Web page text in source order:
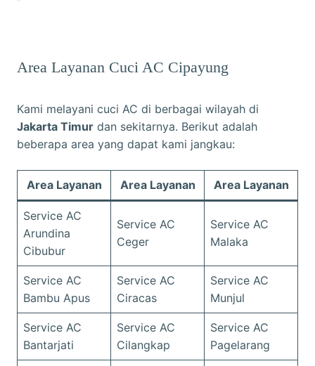
Area Layanan Cuci AC Cipayung
Kami melayani cuci AC di berbagai wilayah di
Jakarta Timur dan sekitarnya. Berikut adalah
beberapa area yang dapat kami jangkau:
Area Layanan Area Layanan Area Layanan
Service AC
Arundina
Cibubur
Service AC
Ceger
Service AC
Malaka
Service AC
Bambu Apus
Service AC
Ciracas
Service AC
Munjul
Service AC
Bantarjati
Service AC
Cilangkap
Service AC
Pagelarang